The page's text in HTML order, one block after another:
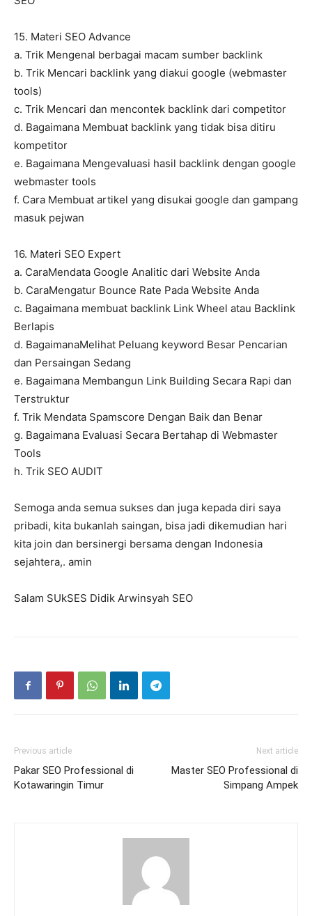
15. Materi SEO Advance
a. Trik Mengenal berbagai macam sumber backlink
b. Trik Mencari backlink yang diakui google (webmaster
tools)
c. Trik Mencari dan mencontek backlink dari competitor
d. Bagaimana Membuat backlink yang tidak bisa ditiru
kompetitor
e. Bagaimana Mengevaluasi hasil backlink dengan google
webmaster tools
f. Cara Membuat artikel yang disukai google dan gampang
masuk pejwan
16. Materi SEO Expert
a. CaraMendata Google Analitic dari Website Anda
b. CaraMengatur Bounce Rate Pada Website Anda
c. Bagaimana membuat backlink Link Wheel atau Backlink
Berlapis
d. BagaimanaMelihat Peluang keyword Besar Pencarian
dan Persaingan Sedang
e. Bagaimana Membangun Link Building Secara Rapi dan
Terstruktur
f. Trik Mendata Spamscore Dengan Baik dan Benar
g. Bagaimana Evaluasi Secara Bertahap di Webmaster
Tools
h. Trik SEO AUDIT
Semoga anda semua sukses dan juga kepada diri saya
pribadi, kita bukanlah saingan, bisa jadi dikemudian hari
kita join dan bersinergi bersama dengan Indonesia
sejahtera,. amin
Salam SUkSES Didik Arwinsyah SEO
Previous article
Pakar SEO Professional di
Kotawaringin Timur
Next article
Master SEO Professional di
Simpang Ampek